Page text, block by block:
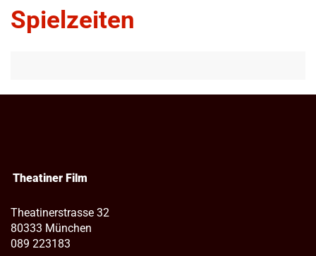
Spielzeiten
Theatiner Film
Theatinerstrasse 32
80333 München
089 223183